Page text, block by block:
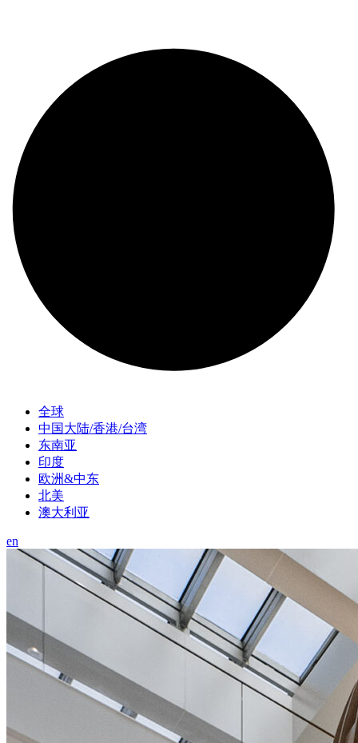
全球
中国大陆/香港/台湾
东南亚
印度
欧洲&中东
北美
澳大利亚
en